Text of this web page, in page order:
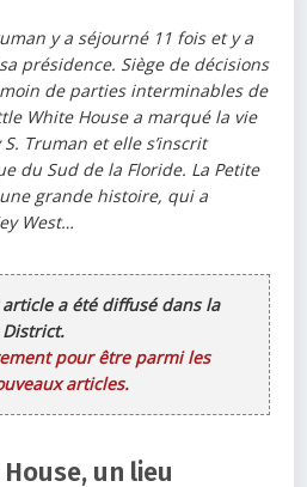
y a séjourné 11 fois et y a
présidence. Siège de décisions
de parties interminables de
White House a marqué la vie
Truman et elle s’inscrit
du Sud de la Floride. La Petite
grande histoire, qui a
West…
a été diffusé dans la
pour être parmi les
articles.
un lieu